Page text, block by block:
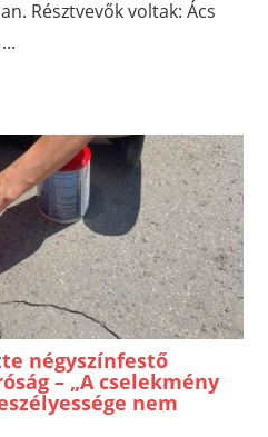
Résztvevők voltak: Ács
négyszínfestő
– „A cselekmény
nem